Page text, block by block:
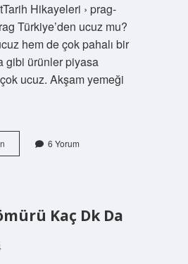
Hikayeleri › prag-
Türkiye’den ucuz mu?
hem de çok pahalı bir
gibi ürünler piyasa
ucuz. Akşam yemeği
Prag
Pahalı
6 Yorum
Kaç Dk Da